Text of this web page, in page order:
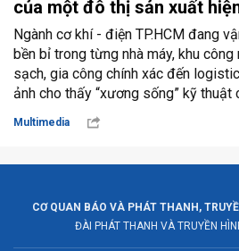
của một đô thị sản xuất
Ngành cơ khí - điện TP.HCM đang
bền bỉ trong từng nhà máy, khu
sạch, gia công chính xác đến
ảnh cho thấy “xương sống” kỹ thuật
Multimedia
CƠ QUAN BÁO VÀ PHÁT THANH,
ĐÀI PHÁT THANH VÀ TRUYỀN